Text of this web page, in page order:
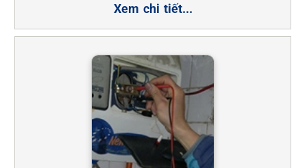
Xem chi tiết...